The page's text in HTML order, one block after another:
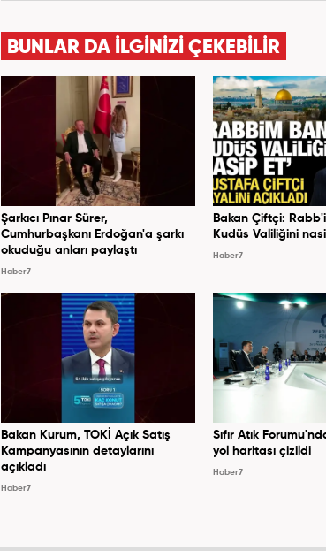
BUNLAR DA İLGİNİZİ ÇEKEBİLİR
Şarkıcı Pınar Sürer,
Cumhurbaşkanı Erdoğan'a şarkı
okuduğu anları paylaştı
Haber7
Bakan Çiftçi:
Kudüs Valiliğini
Haber7
Bakan Kurum, TOKİ Açık Satış
Kampanyasının detaylarını
açıkladı
Haber7
Sıfır Atık
yol haritası çizildi
Haber7